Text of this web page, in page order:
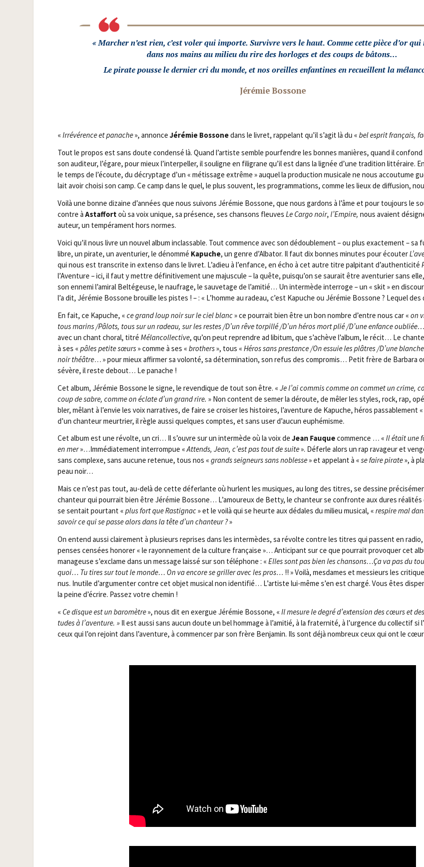
« Mar­cher n’est rien, c’est voler qui importe. Sur­vivre vers le haut. Comme cette pièce d’or
dans nos mains au milieu du rire des hor­loges et des coups de bâtons…
Le pirate pousse le der­nier cri du monde, et nos oreilles enfan­tines en recueillent la
Jéré­mie Bossone
« Irré­vé­rence et panache», annonce Jéré­mie Bos­sonedans le livret, rap­pe­lant qu’il s’agit là du « bel esprit fran­çais,
Tout le pro­pos est sans doute conden­sé là. Quand l’artiste semble pour­fendre les bonnes manières, quand il
son audi­teur, l’égare, pour mieux l’interpeller, il sou­ligne en fili­grane qu’il est dans la lignée d’une tra­di­tion lit­té­raire.
le temps de l’écoute, du décryp­tage d’un « métis­sage extrême » auquel la pro­duc­tion musi­cale ne nous accou­tume
lait avoir choi­si son camp. Ce camp dans le quel, le plus sou­vent, les pro­gram­ma­tions, comme les lieux de dif­fu­sion,
Voi­là une bonne dizaine d’années que nous sui­vons Jéré­mie Bos­sone, que nous gar­dons à l’âme et pour tou­jours le
contre à Astaf­fortoù sa voix unique, sa pré­sence, ses chan­sons fleuves Le Car­go noir, l’Empire, nous avaient
auteur, un tem­pé­ra­ment hors normes.
Voi­ci qu’il nous livre un nou­vel album inclas­sable. Tout com­mence avec son dédou­ble­ment – ou plus exac­te­ment – sa
libre, un pirate, un aven­tu­rier, le dénom­mé Kapuche, un genre d’Albator. Il faut dix bonnes minutes pour écou­ter
qui nous est trans­crite in exten­so dans le livret. L’adieu à l’enfance, en écho à cet autre titre pal­pi­tant d’authenticité
l’Aventure – ici, il faut y mettre défi­ni­ti­ve­ment une majus­cule – la quête, puisqu’on se sau­rait être aven­tu­rier sans
son enne­mi l’amiral Bel­té­geuse, le nau­frage, le sau­ve­tage de l’amitié… Un inter­mède inter­roge – un « skit » en
l’a dit, Jéré­mie Bos­sone brouille les pistes ! – : « L’homme au radeau, c’est Kapuche ou Jéré­mie Bos­sone ? Lequel
En fait, ce Kapuche, « ce grand loup noir sur le ciel blanc» ce pour­rait bien être un bon nombre d’entre nous car « on
tous marins /​Pâlots, tous sur un radeau, sur les restes /​D’un rêve tor­pillé /​D’un héros mort plié /​D’une enfance
avec un chant cho­ral, titré Mélan­col­lec­tive, qu’on peut reprendre ad libi­tum, que s’achève l’album, le récit… Le
à ses « pâles petite sœurs» comme à ses « bro­thers», tous « Héros sans pres­tance /​On essuie les plâtres /​D’une
noir théâtre… » pour mieux affir­mer sa volon­té, sa déter­mi­na­tion, son refus des com­pro­mis… Petit frère de Bar­ba­ra
sé­vère, il reste debout… Le panache !
Cet album, Jéré­mie Bos­sone le signe, le reven­dique de tout son être. « Je l’ai com­mis comme on com­met un crime,
coup de sabre, comme on éclate d’un grand rire. » Non content de semer la déroute, de mêler les styles, rock, rap,
bler, mêlant à l’envie les voix nar­ra­tives, de faire se croi­ser les his­toires, l’aventure de Kapuche, héros pas­sa­ble­ment
d’un chan­teur meur­trier, il règle aus­si quelques comptes, et sans user d’aucun euphémisme.
Cet album est une révolte, un cri… Il s’ouvre sur un inter­mède où la voix de Jean Fauquecom­mence … « Il était une
en mer»…Immé­dia­te­ment inter­rom­pue «Attends, Jean, c’est pas tout de suite». Déferle alors un rap rava­geur et
sans com­plexe, sans aucune rete­nue, tous nos « grands sei­gneurs sans noblesse» et appe­lant à « se faire pirate», à
peau noir…
Mais ce n’est pas tout, au-delà de cette défer­lante où hurlent les musiques, au long des titres, se des­sine
chan­teur qui pour­rait bien être Jéré­mie Bos­sone… L’amoureux de Bet­ty, le chan­teur se confronte aux dures réa­li­tés
se sen­tait pour­tant « plus fort que Ras­ti­gnac» et le voi­là qui se heurte aux dédales du milieu musi­cal, « res­pire mal
savoir ce qui se passe alors dans la tête d’un chan­teur ?»
On entend aus­si clai­re­ment à plu­sieurs reprises dans les inter­mèdes, sa révolte contre les titres qui passent en
penses cen­sées hono­rer « le rayon­ne­ment de la culture fran­çaise »… Anti­ci­pant sur ce que pour­rait pro­vo­quer cet
mana­geuse s’exclame dans un mes­sage lais­sé sur son télé­phone : « Elles sont pas bien les chansons…Ça va pas du
quoi… Tu tires sur tout le monde… On va encore se griller avec les pros… !! » Voi­là, mes­dames et mes­sieurs les
nus. Inutile d’argumenter contre cet objet musi­cal non iden­ti­fié… L’artiste lui-même s’en est char­gé. Vous êtes
la peine d’écrire. Pas­sez votre chemin !
« Ce disque est un baro­mètre», nous dit en exergue Jéré­mie Bos­sone, « Il mesure le degré d’extension des cœurs et
tudes à l’aventure. »Il est aus­si sans aucun doute un bel hom­mage à l’amitié, à la fra­ter­ni­té, à l’urgence du col­lec­tif si
ceux qui l’on rejoint dans l’aventure, à com­men­cer par son frère Ben­ja­min. Ils sont déjà nom­breux ceux qui ont le